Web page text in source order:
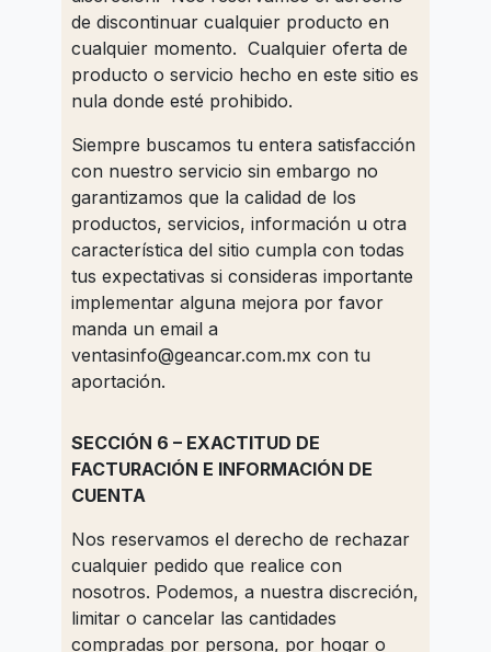
de discontinuar cualquier producto en
cualquier momento. Cualquier oferta de
producto o servicio hecho en este sitio es
nula donde esté prohibido.
Siempre buscamos tu entera satisfacción
con nuestro servicio sin embargo no
garantizamos que la calidad de los
productos, servicios, información u otra
característica del sitio cumpla con todas
tus expectativas si consideras importante
implementar alguna mejora por favor
manda un email a
ventasinfo@geancar.com.mx con tu
aportación.
SECCIÓN 6 – EXACTITUD DE
FACTURACIÓN E INFORMACIÓN DE
CUENTA
Nos reservamos el derecho de rechazar
cualquier pedido que realice con
nosotros. Podemos, a nuestra discreción,
limitar o cancelar las cantidades
compradas por persona, por hogar o